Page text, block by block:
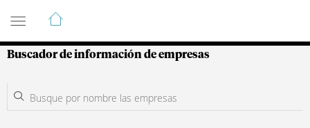
Guía de Empresas Colombianas
Buscador de información de empresas